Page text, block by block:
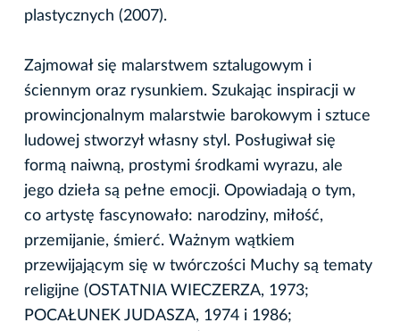
plastycznych (2007).
Zajmował się malarstwem sztalugowym i
ściennym oraz rysunkiem. Szukając inspiracji w
prowincjonalnym malarstwie barokowym i sztuce
ludowej stworzył własny styl. Posługiwał się
formą naiwną, prostymi środkami wyrazu, ale
jego dzieła są pełne emocji. Opowiadają o tym,
co artystę fascynowało: narodziny, miłość,
przemijanie, śmierć. Ważnym wątkiem
przewijającym się w twórczości Muchy są tematy
religijne (OSTATNIA WIECZERZA, 1973;
POCAŁUNEK JUDASZA, 1974 i 1986;